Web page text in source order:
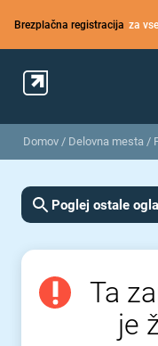
Brezplačna registracija za
Domov / Delovna mesta /
Poglej ostale
Ta
je